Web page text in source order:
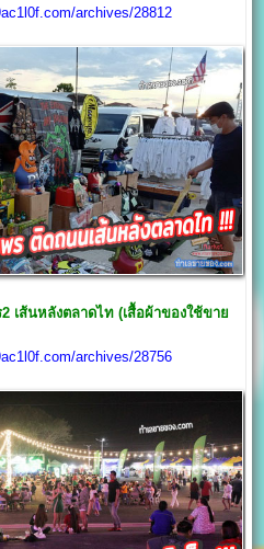
archives/28812
เส้นหลังตลาดไท (เสื้อผ้าของใช้ขาย
archives/28756